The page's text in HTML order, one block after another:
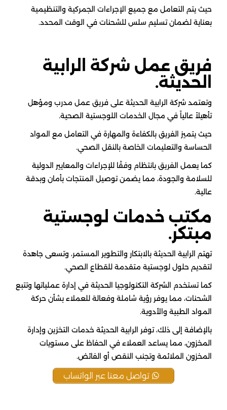
حيث يتم التعامل مع جميع الإجراءات الجمركية والتنظيمية
بعناية لضمان تسليم سلس للشحنات في الوقت المحدد.
فريق عمل شركة الرابية
الحديثة.
وتعتمد شركة الرابية الحديثة على فريق عمل مدرب ومؤهل
تأهيلاً عالياً في مجال الخدمات اللوجستية الصحية.
حيث يتميز الفريق بالكفاءة والمهارة في التعامل مع المواد
الحساسة والتعليمات الخاصة بالنقل الصحي.
كما يعمل الفريق بانتظام وفقًا للإجراءات والمعايير الدولية
للسلامة والجودة، مما يضمن توصيل المنتجات بأمان وبدقة
عالية.
مكتب خدمات لوجستية
مبتكر.
تهتم الرابية الحديثة بالابتكار والتطوير المستمر، وتسعى جاهدة
لتقديم حلول لوجستية متقدمة للقطاع الصحي.
كما تستخدم الشركة التكنولوجيا الحديثة في إدارة عملياتها وتتبع
الشحنات، مما يوفر رؤية شاملة وفعالة للعملاء بشأن حركة
المواد الطبية والأدوية.
بالإضافة إلى ذلك، توفر الرابية الحديثة خدمات التخزين وإدارة
المخزون، مما يساعد العملاء في الحفاظ على مستويات
المخزون الملائمة وتجنب النقص أو الفائض.
تواصل معنا عبر الواتساب